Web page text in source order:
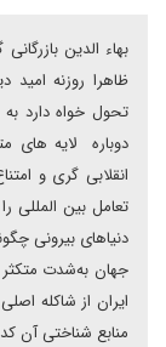
بهاء الدین
ظاهرا روزنه
تحول خواه دارد
دوباره لایه های
انقلابی گری و
تعامل بین المللی
دنیاهای بیرونی
جهان به‌شدت
ایران از شاکله
منابع شناختی آن